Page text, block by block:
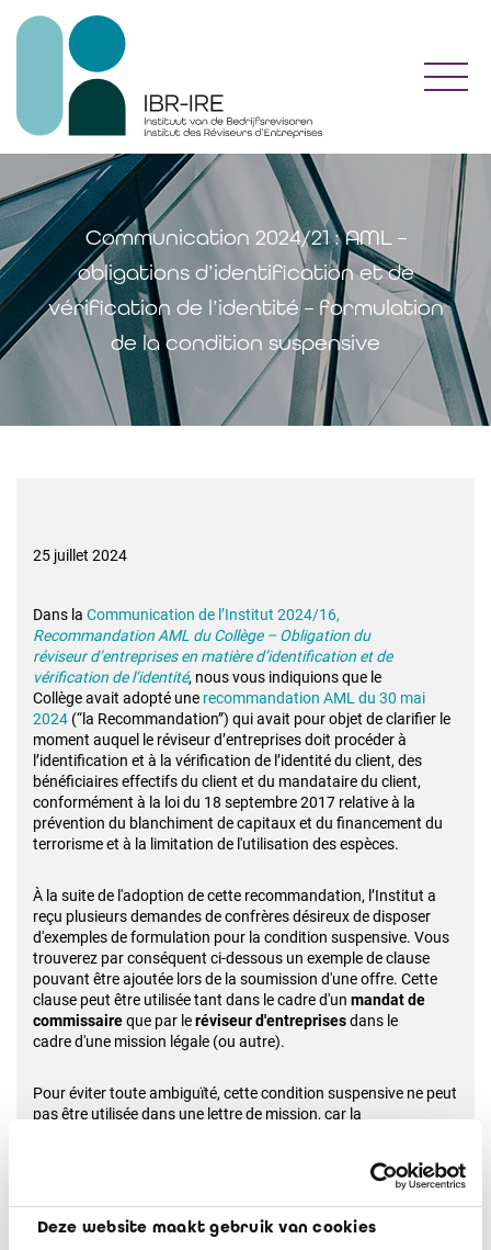
Deze website maakt gebruik van cookies
Communication 2024/21 : AML –
obligations d’identification et de
vérification de l’identité – formulation
de la condition suspensive
25 juillet 2024
Dans la Communication de l’Institut 2024/16,
Recommandation AML du Collège – Obligation du
réviseurd’entreprises en matière d’identification et de
vérification de l’identité, nous vous indiquions que le
Collègeavait adopté une recommandation AML du 30 mai
2024 (“la Recommandation”) qui avait pour objet declarifier le
moment auquel le réviseur d’entreprises doit procéder à
l’identification et à la vérification de l’identité du client, des
bénéficiaires effectifs du client et du mandataire du client,
conformément à la loidu 18 septembre 2017 relative à la
prévention du blanchiment de capitaux et du financement du
terrorismeet à la limitation de l'utilisation des espèces.
À la suite de l'adoption de cette recommandation, l’Institut a
reçu plusieurs demandes de confrères désireuxde disposer
d'exemples de formulation pour la condition suspensive. Vous
trouverez par conséquent ci-dessous un exemple de clause
pouvant être ajoutée lors de la soumission d'une offre. Cette
clause peut être utilisée tant dans le cadre d'un mandat de
commissaireque par leréviseur d'entreprisesdans le
cadred'une mission légale (ou autre).
Pour éviter toute ambiguïté, cette condition suspensive ne peut
pas être utilisée dans une lettre de mission, car la
«La présente offre est établie sous la condition suspensive de